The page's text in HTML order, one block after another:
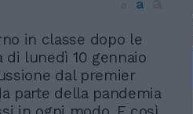
a
in classe dopo le
di lunedì 10 gennaio
dal premier
parte della pandemia